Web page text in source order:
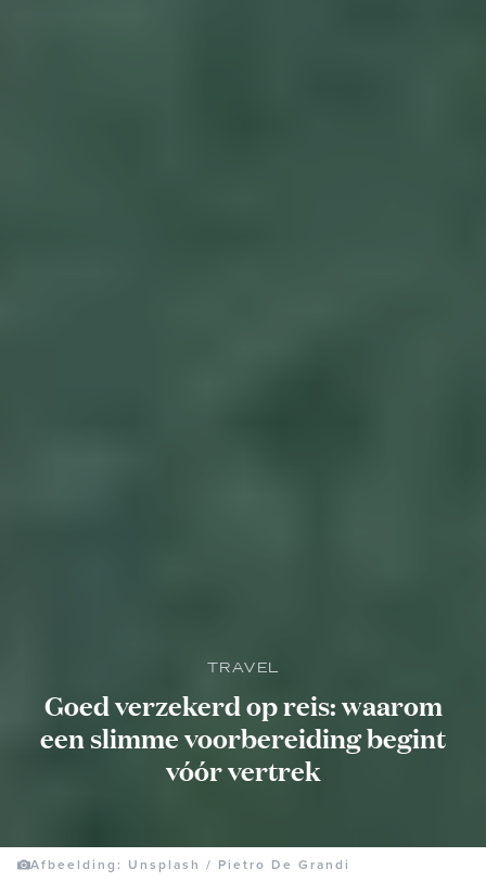
TRAVEL
Goed verzekerd op reis: waarom
een slimme voorbereiding begint
vóór vertrek
Afbeelding: Unsplash / Pietro De Grandi